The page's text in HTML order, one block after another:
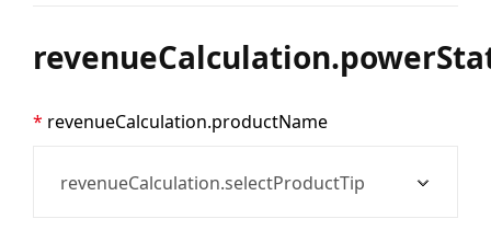
revenueCalculation.productName